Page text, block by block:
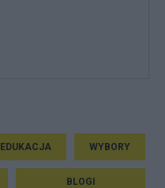
EDUKACJA WYBORY
BLOGI